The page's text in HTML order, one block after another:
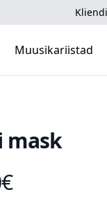
Muusikariistad
mask